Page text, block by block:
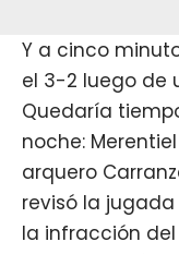
Y a cinco
el 3-2 luego de
Quedaría
noche:
arquero
revisó la jugada
la infracción